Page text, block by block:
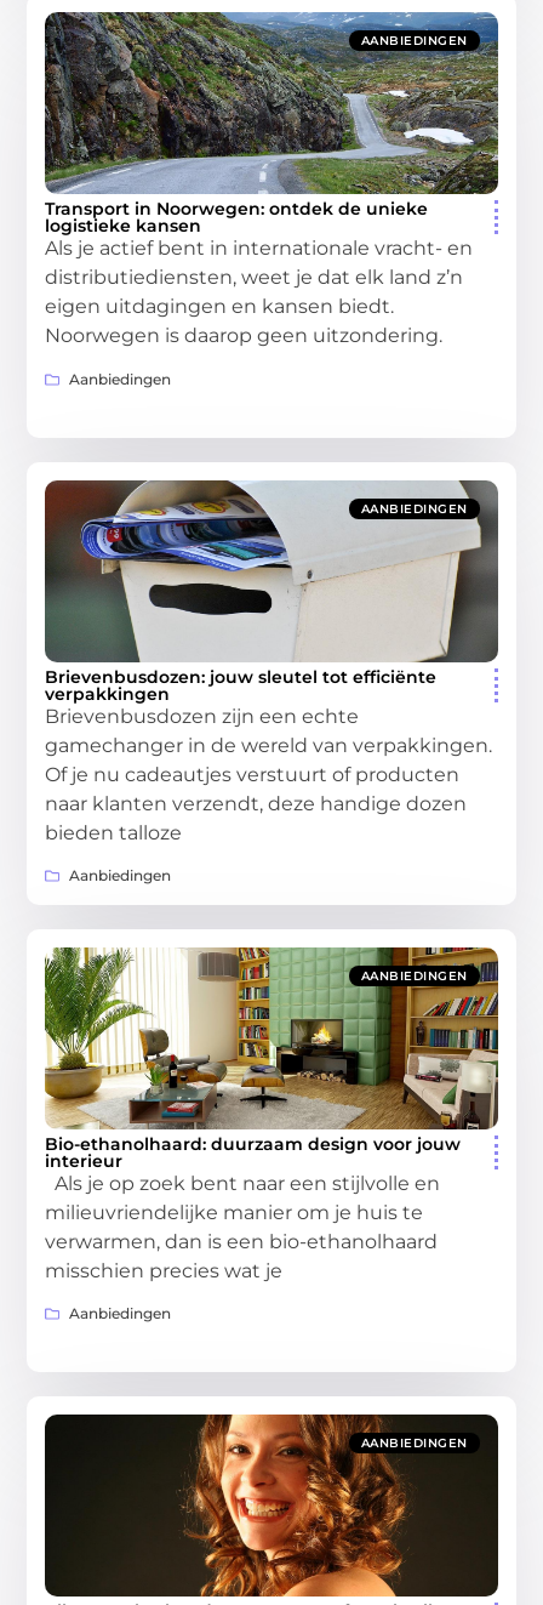
AANBIEDINGEN
Transport in Noorwegen: ontdek de unieke
logistieke kansen
Als je actief bent in internationale vracht- en
distributiediensten, weet je dat elk land z’n
eigen uitdagingen en kansen biedt.
Noorwegen is daarop geen uitzondering.
Aanbiedingen
AANBIEDINGEN
Brievenbusdozen: jouw sleutel tot efficiënte
verpakkingen
Brievenbusdozen zijn een echte
gamechanger in de wereld van verpakkingen.
Of je nu cadeautjes verstuurt of producten
naar klanten verzendt, deze handige dozen
bieden talloze
Aanbiedingen
AANBIEDINGEN
Bio-ethanolhaard: duurzaam design voor jouw
interieur
Als je op zoek bent naar een stijlvolle en
milieuvriendelijke manier om je huis te
verwarmen, dan is een bio-ethanolhaard
misschien precies wat je
Aanbiedingen
AANBIEDINGEN